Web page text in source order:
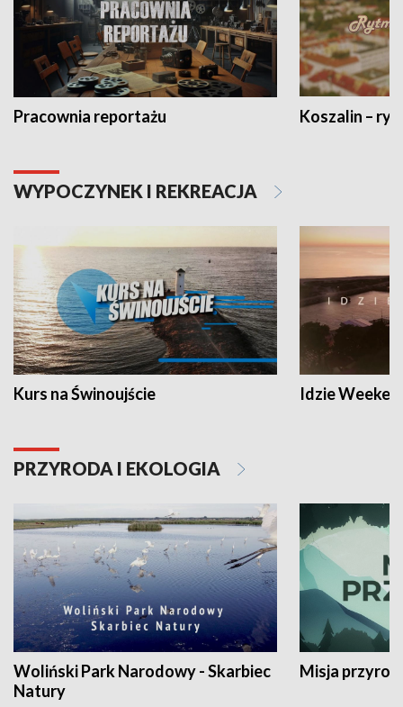
Pracownia reportażu Koszalin –
WYPOCZYNEK I REKREACJA
Kurs na Świnoujście Idzie
PRZYRODA I EKOLOGIA
Woliński Park Narodowy - Skarbiec
Natury
Misja